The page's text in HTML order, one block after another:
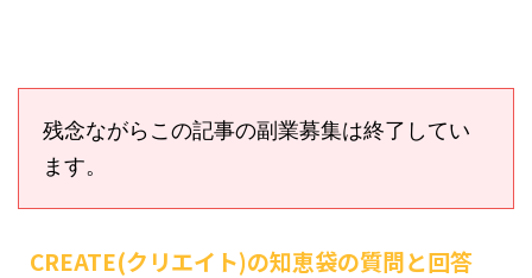
残念ながらこの記事の副業募集は終了してい
ます。
CREATE(クリエイト)の知恵袋の質問と回答